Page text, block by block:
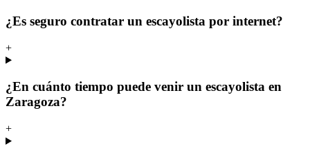
¿Es seguro contratar un escayolista por internet?
+
¿En cuánto tiempo puede venir un escayolista en
Zaragoza?
+